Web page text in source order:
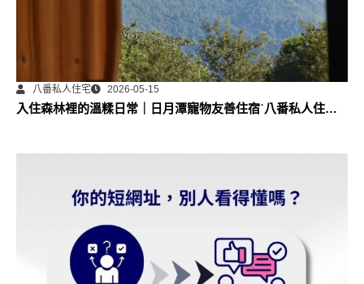
八番私人住宅 2026-05-15
入住森林裡的溫糅日常｜日月潭寵物友善住宿˙八番私人住宅